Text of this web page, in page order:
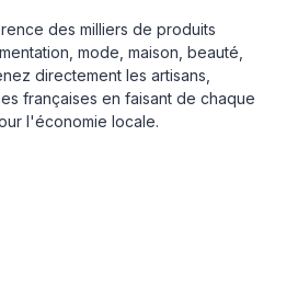
des milliers de produits
mode, maison, beauté,
directement les artisans,
françaises en faisant de chaque
l'économie locale.